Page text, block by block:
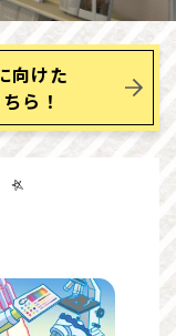
向けた
ら！